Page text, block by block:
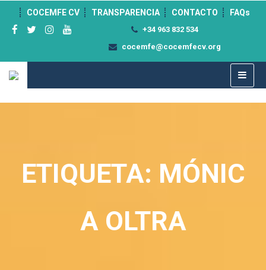
COCEMFE CV TRANSPARENCIA CONTACTO FAQs
+34 963 832 534
cocemfe@cocemfecv.org
ETIQUETA: MÓNIC
A OLTRA